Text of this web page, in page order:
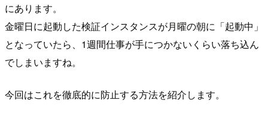
にあります。
金曜日に起動した検証インスタンスが月曜の朝に「起動中」
となっていたら、1週間仕事が手につかないくらい落ち込ん
でしまいますね。
今回はこれを徹底的に防止する方法を紹介します。